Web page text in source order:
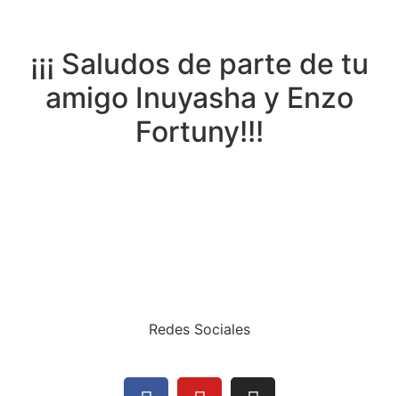
¡¡¡ Saludos de parte de tu
amigo Inuyasha y Enzo
Fortuny!!!
Redes Sociales